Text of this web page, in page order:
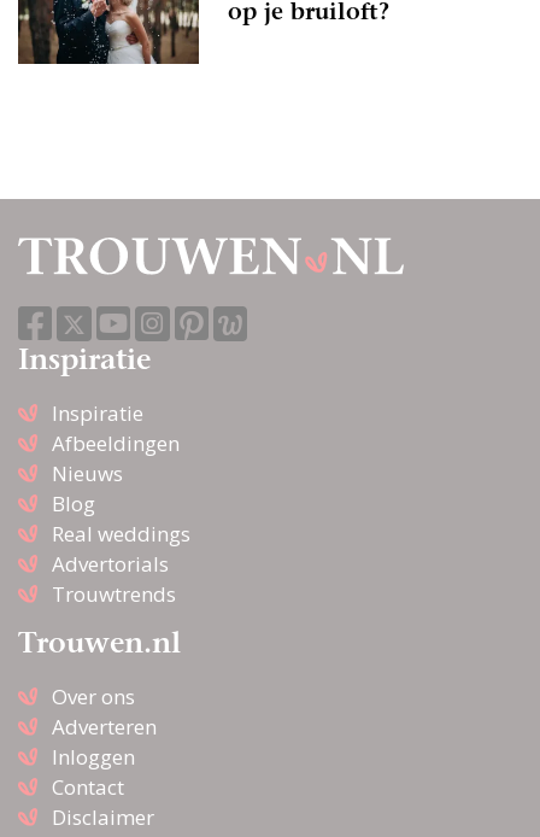
op je bruiloft?
Inspiratie
Inspiratie
Afbeeldingen
Nieuws
Blog
Real weddings
Advertorials
Trouwtrends
Trouwen.nl
Over ons
Adverteren
Inloggen
Contact
Disclaimer